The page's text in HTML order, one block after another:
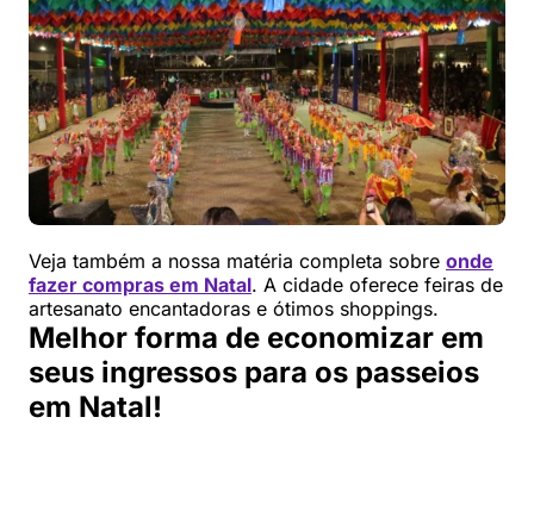
Veja também a nossa matéria completa sobre onde
fazer compras em Natal. A cidade oferece feiras de
artesanato encantadoras e ótimos shoppings.
Melhor forma de economizar em
seus ingressos para os passeios
em Natal!